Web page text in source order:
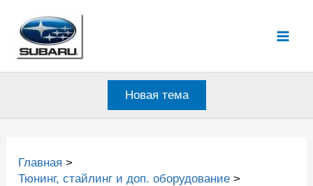
содержимому
Новая тема
Главная
Тюнинг, стайлинг и доп. оборудование